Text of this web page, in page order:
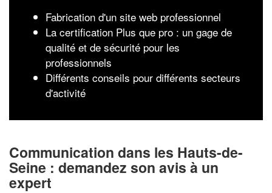
Fabrication d'un site web professionnel
La certification Plus que pro : un gage de
qualité et de sécurité pour les
professionnels
Différents conseils pour différents secteurs
d'activité
Communication dans les Hauts-de-
Seine : demandez son avis à un
expert